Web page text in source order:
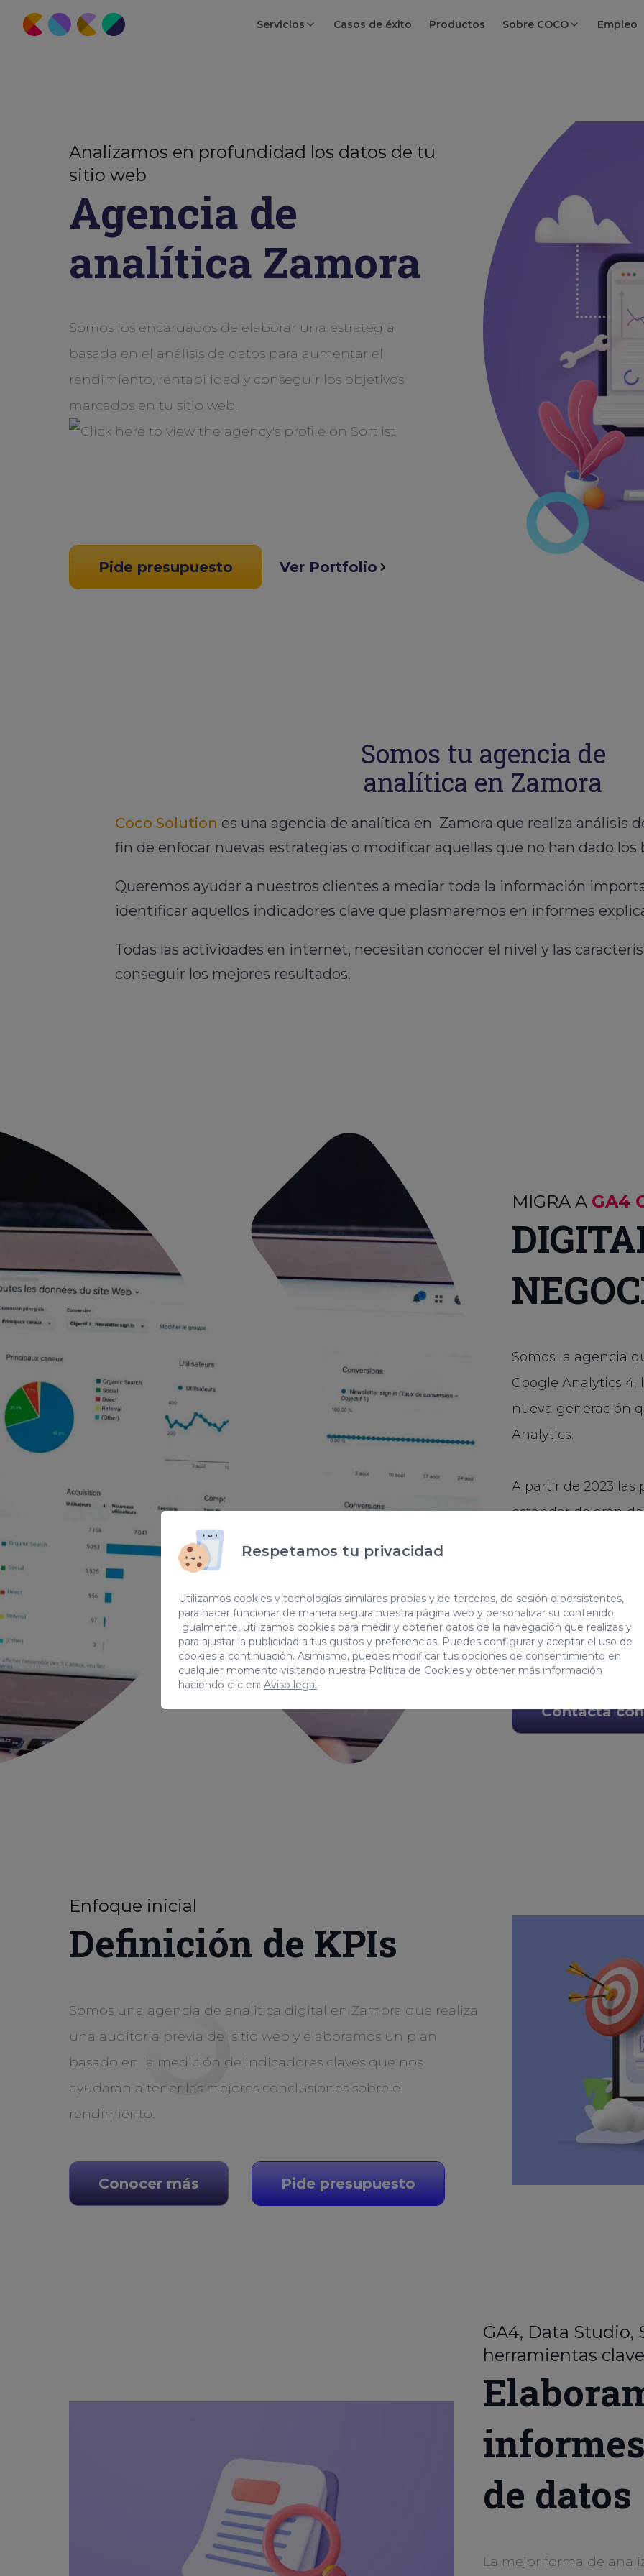
Respetamos tu privacidad
Utilizamos cookies y tecnologías similares propias y de terceros, de sesión o persistentes,
para hacer funcionar de manera segura nuestra página web y personalizar su contenido.
Igualmente, utilizamos cookies para medir y obtener datos de la navegación que realizas y
para ajustar la publicidad a tus gustos y preferencias. Puedes configurar y aceptar el uso de
cookies a continuación. Asimismo, puedes modificar tus opciones de consentimiento en
cualquier momento visitando nuestra Política de Cookies y obtener más información
haciendo clic en: Aviso legal
Servicios Casos de éxito Productos Sobre COCO Empleo
Analizamos en profundidad los datos de tu
sitio web
Agencia de
analítica Zamora
Somos los encargados de elaborar una estrategia
basada en el análisis de datos para aumentar el
rendimiento, rentabilidad y conseguir los objetivos
marcados en tu sitio web.
Pide presupuesto Ver Portfolio
Somos tu agencia de
analítica en Zamora
Coco Solution es una agencia de analítica en Zamora que realiza análisis
fin de enfocar nuevas estrategias o modificar aquellas que no han dado los
Queremos ayudar a nuestros clientes a mediar toda la información
identificar aquellos indicadores clave que plasmaremos en informes
Todas las actividades en internet, necesitan conocer el nivel y las
conseguir los mejores resultados.
MIGRA A GA4
Somos la agencia
Google Analytics
nueva generación
Analytics.
A partir de 2023 las
estándar dejarán
¿Por qué migrar a
podrá acceder a
procesado
del plazo de seis
Contacta
Enfoque inicial
Definición de KPIs
Somos una agencia de analitica digital en Zamora que realiza
una auditoria previa del sitio web y elaboramos un plan
basado en la medición de indicadores claves que nos
ayudarán a tener las mejores conclusiones sobre el
rendimiento.
Conocer más Pide presupuesto
GA4, Data Studio,
herramientas clave
de datos
La mejor forma de